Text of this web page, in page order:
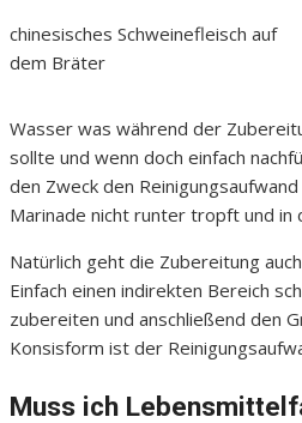
chinesisches Schweinefleisch auf
dem Bräter
Wasser was während der
sollte und wenn doch einfach
den Zweck den
Marinade nicht runter tropft und in
Natürlich geht die Zubereitung
Einfach einen indirekten Bereich
zubereiten und anschließend den
Konsisform ist der
Muss ich